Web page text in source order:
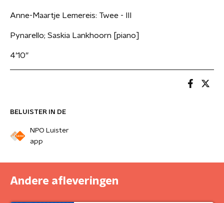
BELUISTER IN DE
NPO Luister
app
Anne-Maartje Lemereis: Twee - III
Pynarello; Saskia Lankhoorn [piano]
4’10”
Andere afleveringen